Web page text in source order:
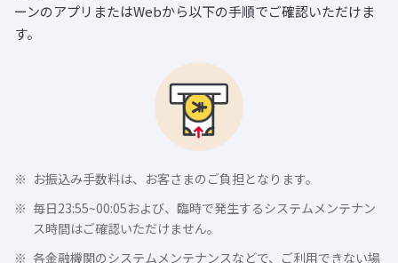
ーンのアプリまたはWebから以下の手順でご確認いただけま
す。
お振込み手数料は、お客さまのご負担となります。
毎日23:55~00:05および、臨時で発生するシステムメンテナン
ス時間はご確認いただけません。
各金融機関のシステムメンテナンスなどで、ご利用できない場